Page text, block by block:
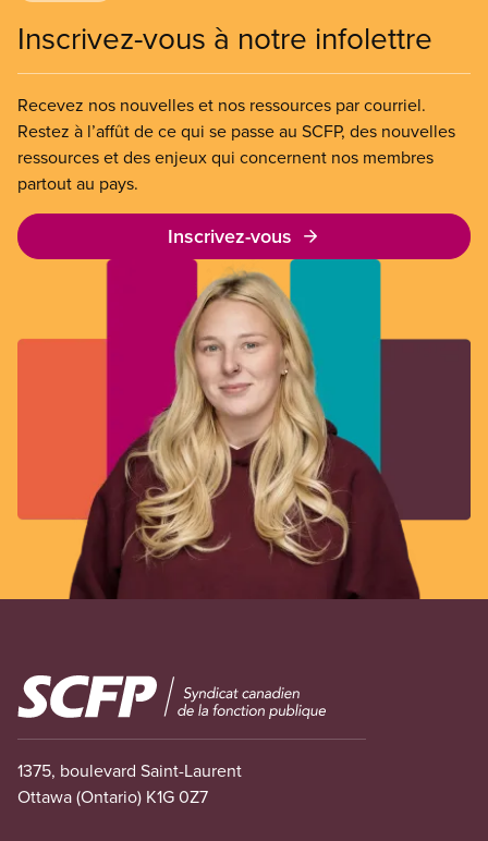
Inscrivez-vous à notre infolettre
Recevez nos nouvelles et nos ressources par courriel.
Restez à l’affût de ce qui se passe au SCFP, des nouvelles
ressources et des enjeux qui concernent nos membres
partout au pays.
Inscrivez-vous
Image
1375, boulevard Saint-Laurent
Ottawa (Ontario) K1G 0Z7